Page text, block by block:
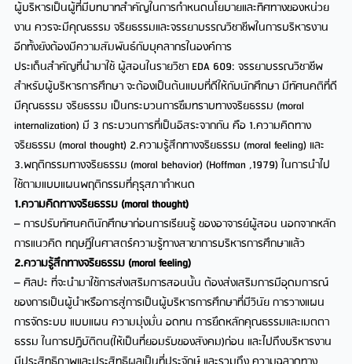
ผู้บริหารเป็นผู้ที่มีบทบาทสำคัญในการกำหนดนโยบายและทิศทางของหน่วย
งาน ควรจะมีคุณธรรม จริยธรรมและจรรยาบรรณวิชาชีพในการบริหารงาน
อีกทั้งยังต้องมีความสัมพันธ์กับบุคลากรในองค์การ
ประเด็นสำคัญที่นำมาใช้ ผู้สอนในรายวิชา EDA 609: จรรยาบรรณวิชาชีพ
สำหรับผู้บริหารการศึกษา จะต้องเป็นต้นแบบที่ดีให้กับนักศึกษา มีทัศนคติที่ดี
มีคุณธรรม จริยธรรม เป็นกระบวนการซึมทราบทางจริยธรรม (moral
internalization) มี 3 กระบวนการที่เป็นอิสระจากกัน คือ 1.ความคิดทาง
จริยธรรม (moral thought) 2.ความรู้สึกทางจริยธรรม (moral feeling) และ
3.พฤติกรรมทางจริยธรรม (moral behavior) (Hoffman ,1979) ในการนำไป
ใช้ตามแบบแผนพฤติกรรมที่คุรุสภากำหนด
1.ความคิดทางจริยธรรม (moral thought)
– การปรับทัศนคตินักศึกษาก่อนการเรียนรู้ ของอาจารย์ผู้สอน นอกจากหลัก
การแนวคิด ทฤษฎีในศาสตร์ความรู้ทางสาขาการบริหารการศึกษาแล้ว
2.ความรู้สึกทางจริยธรรม (moral feeling)
– ศิลปะ ที่จะนำมาใช้การส่งเสริมการสอนนั้น ต้องส่งเสริมการมีอุดมการณ์
ของการเป็นผู้นำหรือการสู่การเป็นผู้บริหารการศึกษาที่มีวินัย การวางแผน
การจัดระบบ แบบแผน ความมุ่งมั่น อดทน การยึดหลักคุณธรรมและเมตตา
ธรรม ในการปฏิบัติตน(ให้เป็นที่ยอมรับของสังคม)ก่อน และไปถึงบริหารงาน